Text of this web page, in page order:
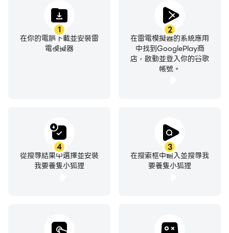
1
在你的電腦下載並安裝雷
電模擬器
2
在雷電模擬器的系統應用
中找到GooglePlay商
店，啟動並登入你的谷歌
帳號。
3
在搜索框中輸入並搜尋我
要養隻小狐狸
4
從搜尋結果中選擇並安裝
我要養隻小狐狸